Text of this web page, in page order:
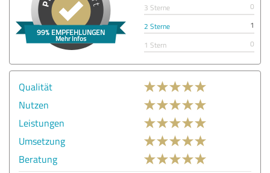
3 Sterne
0
2 Sterne
1
1 Stern
0
Qualität
Nutzen
Leistungen
Umsetzung
Beratung